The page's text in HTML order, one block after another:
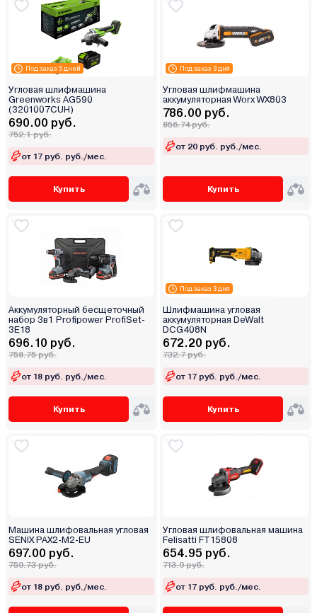
Под заказ 5 дней
Угловая шлифмашина
Greenworks AG590
(3201007CUH)
690.00 руб.
752.1 руб.
от 17 руб. руб./мес.
Купить
Под заказ 3 дня
Угловая шлифмашина
аккумуляторная Worx WX803
786.00 руб.
856.74 руб.
от 20 руб. руб./мес.
Купить
Аккумуляторный бесщеточный
набор 3в1 Profipower ProfiSet-
3E18
696.10 руб.
758.75 руб.
от 18 руб. руб./мес.
Купить
Под заказ 3 дня
Шлифмашина угловая
аккумуляторная DeWalt
DCG408N
672.20 руб.
732.7 руб.
от 17 руб. руб./мес.
Купить
Машина шлифовальная угловая
SENIX PAX2-M2-EU
697.00 руб.
759.73 руб.
от 18 руб. руб./мес.
Угловая шлифовальная машина
Felisatti FT15808
654.95 руб.
713.9 руб.
от 17 руб. руб./мес.